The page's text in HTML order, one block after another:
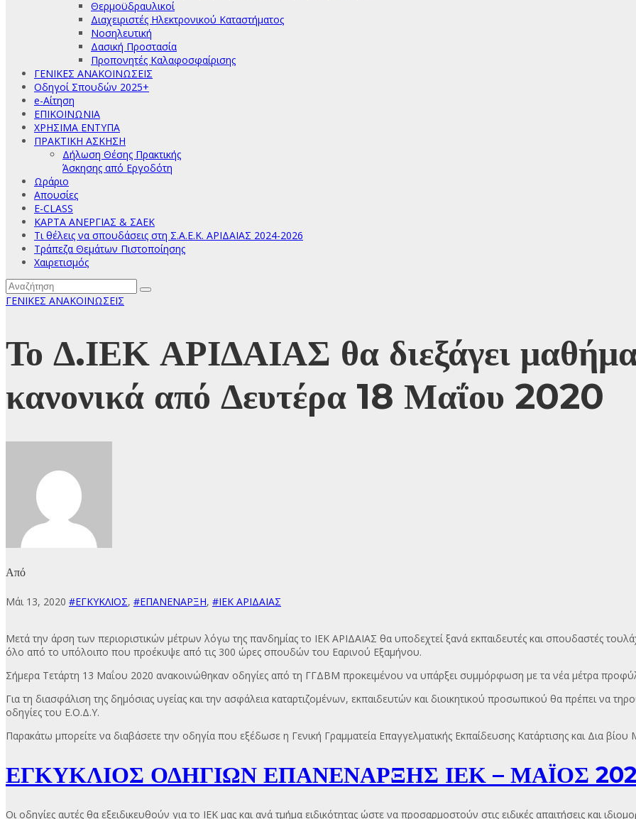
Θερμοϋδραυλικοί
Διαχειριστές Ηλεκτρονικού Καταστήματος
Νοσηλευτική
Δασική Προστασία
Προπονητές Καλαφοσφαίρισης
ΓΕΝΙΚΕΣ ΑΝΑΚΟΙΝΩΣΕΙΣ
Οδηγοί Σπουδών 2025+
e-Αίτηση
ΕΠΙΚΟΙΝΩΝΙΑ
ΧΡΗΣΙΜΑ ΕΝΤΥΠΑ
ΠΡΑΚΤΙΚΗ ΑΣΚΗΣΗ
Δήλωση Θέσης Πρακτικής
Άσκησης από Εργοδότη
Ωράριο
Απουσίες
E-CLASS
ΚΑΡΤΑ ΑΝΕΡΓΙΑΣ & ΣΑΕΚ
Τι θέλεις να σπουδάσεις στη Σ.Α.Ε.Κ. ΑΡΙΔΑΙΑΣ 2024-2026
Τράπεζα Θεμάτων Πιστοποίησης
Χαιρετισμός
ΓΕΝΙΚΕΣ ΑΝΑΚΟΙΝΩΣΕΙΣ
Το Δ.ΙΕΚ ΑΡΙΔΑΙΑΣ θα διεξάγει
κανονικά από Δευτέρα 18 Μαΐου 2020
Από
Μάι 13, 2020 #ΕΓΚΥΚΛΙΟΣ, #ΕΠΑΝΕΝΑΡΞΗ, #ΙΕΚ ΑΡΙΔΑΙΑΣ
Μετά την άρση των περιοριστικών μέτρων λόγω της πανδημίας το ΙΕΚ ΑΡΙΔΑΙΑΣ θα υποδεχτεί ξανά εκπαιδευτές και σπουδαστές
όλο από το υπόλοιπο που προέκυψε από τις 300 ώρες σπουδών του Εαρινού Εξαμήνου.
Σήμερα Τετάρτη 13 Μαΐου 2020 ανακοινώθηκαν οδηγίες από τη ΓΓΔΒΜ προκειμένου να υπάρξει συμμόρφωση με τα νέα μέτρα
Για τη διασφάλιση της δημόσιας υγείας και την ασφάλεια καταρτιζομένων, εκπαιδευτών και διοικητικού προσωπικού θα πρέπει να
οδηγίες του Ε.Ο.Δ.Υ.
Παρακάτω μπορείτε να διαβάσετε την οδηγία που εξέδωσε η Γενική Γραμματεία Επαγγελματικής Εκπαίδευσης Κατάρτισης και Δια
ΕΓΚΥΚΛΙΟΣ ΟΔΗΓΙΩΝ ΕΠΑΝΕΝΑΡΞΗΣ ΙΕΚ – ΜΑΪΟΣ
Οι οδηγίες αυτές θα εξειδικευθούν για το ΙΕΚ μας και ανά τμήμα ειδικότητας ώστε να προσαρμοστούν στις ειδικές απαιτήσεις και